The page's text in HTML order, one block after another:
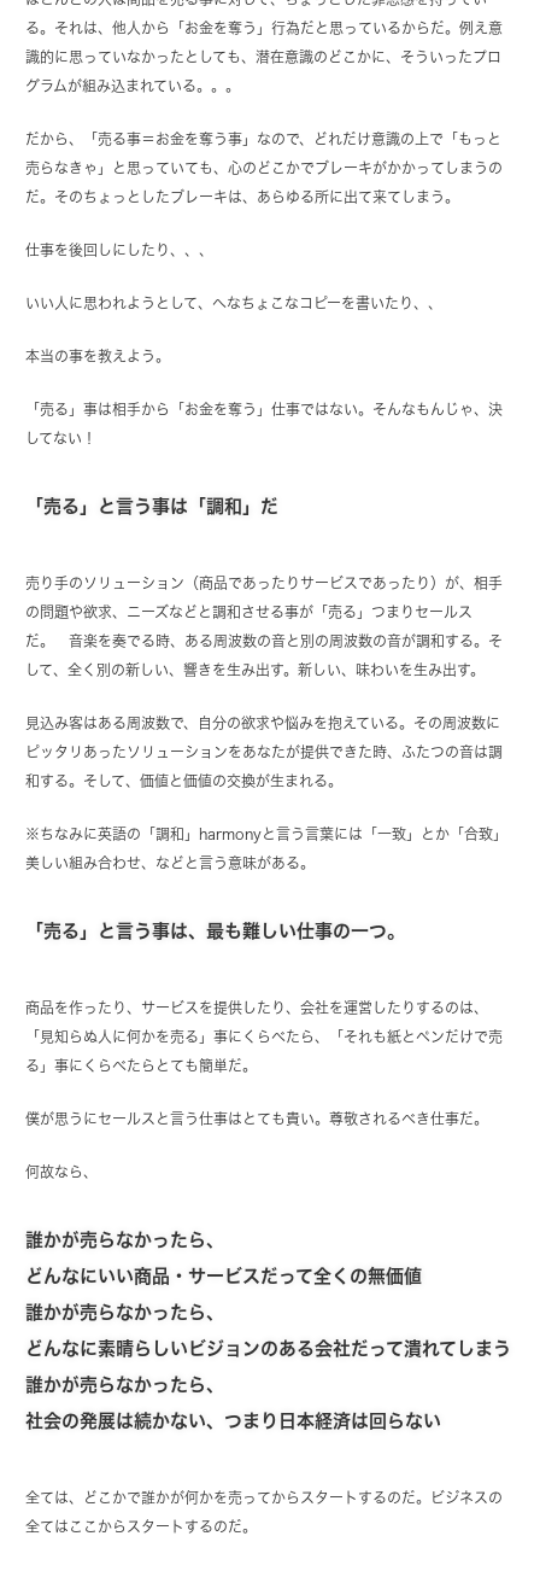
る。それは、他人から「お金を奪う」行為だと思っているからだ。例え意
識的に思っていなかったとしても、潜在意識のどこかに、そういったプロ
グラムが組み込まれている。。。
だから、「売る事＝お金を奪う事」なので、どれだけ意識の上で「もっと
売らなきゃ」と思っていても、心のどこかでブレーキがかかってしまうの
だ。そのちょっとしたブレーキは、あらゆる所に出て来てしまう。
仕事を後回しにしたり、、、
いい人に思われようとして、へなちょこなコピーを書いたり、、
本当の事を教えよう。
「売る」事は相手から「お金を奪う」仕事ではない。そんなもんじゃ、決
してない！
「売る」と言う事は「調和」だ
売り手のソリューション（商品であったりサービスであったり）が、相手
の問題や欲求、ニーズなどと調和させる事が「売る」つまりセールス
だ。 音楽を奏でる時、ある周波数の音と別の周波数の音が調和する。そ
して、全く別の新しい、響きを生み出す。新しい、味わいを生み出す。
見込み客はある周波数で、自分の欲求や悩みを抱えている。その周波数に
ピッタリあったソリューションをあなたが提供できた時、ふたつの音は調
和する。そして、価値と価値の交換が生まれる。
※ちなみに英語の「調和」harmonyと言う言葉には「一致」とか「合致」
美しい組み合わせ、などと言う意味がある。
「売る」と言う事は、最も難しい仕事の一つ。
商品を作ったり、サービスを提供したり、会社を運営したりするのは、
「見知らぬ人に何かを売る」事にくらべたら、「それも紙とペンだけで売
る」事にくらべたらとても簡単だ。
僕が思うにセールスと言う仕事はとても貴い。尊敬されるべき仕事だ。
何故なら、
誰かが売らなかったら、
どんなにいい商品・サービスだって全くの無価値
誰かが売らなかったら、
どんなに素晴らしいビジョンのある会社だって潰れてしまう
誰かが売らなかったら、
社会の発展は続かない、つまり日本経済は回らない
全ては、どこかで誰かが何かを売ってからスタートするのだ。ビジネスの
全てはここからスタートするのだ。